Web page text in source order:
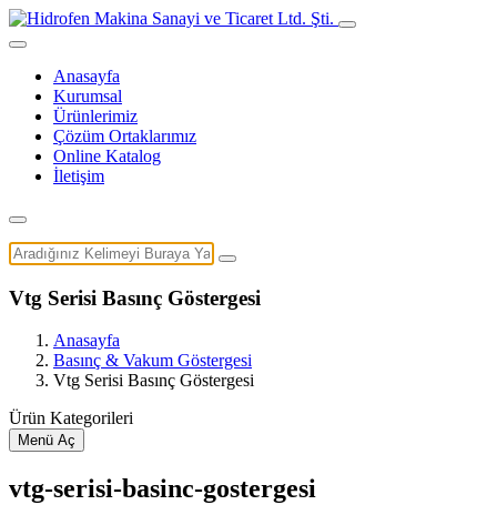
Anasayfa
Kurumsal
Ürünlerimiz
Çözüm Ortaklarımız
Online Katalog
İletişim
Vtg Serisi Basınç Göstergesi
Anasayfa
Basınç & Vakum Göstergesi
Vtg Serisi Basınç Göstergesi
Ürün Kategorileri
Menü Aç
vtg-serisi-basinc-gostergesi